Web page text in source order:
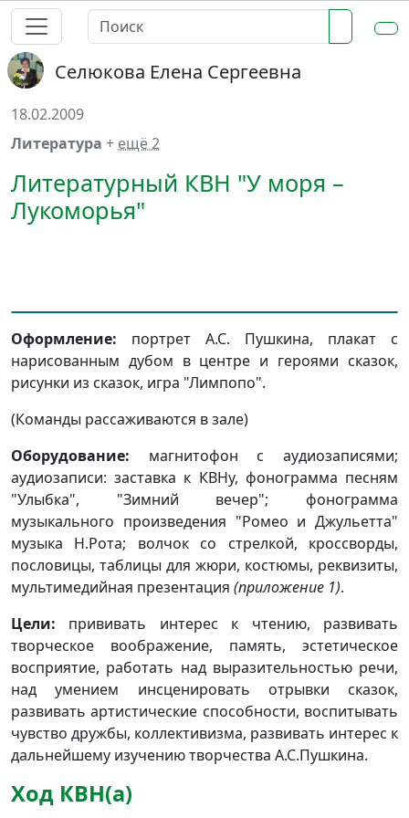
Селюкова Елена Сергеевна
18.02.2009
Литература + ещё 2
Литературный КВН "У моря –
Лукоморья"
Оформление: портрет А.С. Пушкина, плакат с
нарисованным дубом в центре и героями сказок,
рисунки из сказок, игра "Лимпопо".
(Команды рассаживаются в зале)
Оборудование: магнитофон с аудиозаписями;
аудиозаписи: заставка к КВНу, фонограмма песням
"Улыбка", "Зимний вечер"; фонограмма
музыкального произведения "Ромео и Джульетта"
музыка Н.Рота; волчок со стрелкой, кроссворды,
пословицы, таблицы для жюри, костюмы, реквизиты,
мультимедийная презентация (приложение 1).
Цели: прививать интерес к чтению, развивать
творческое воображение, память, эстетическое
восприятие, работать над выразительностью речи,
над умением инсценировать отрывки сказок,
развивать артистические способности, воспитывать
чувство дружбы, коллективизма, развивать интерес к
дальнейшему изучению творчества А.С.Пушкина.
Ход КВН(а)